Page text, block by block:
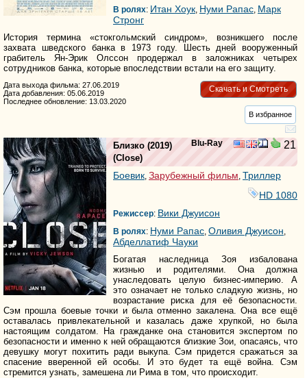
В ролях: Итан Хоук Нуми Рапас Марк
Стронг
История термина «стокгольмский синдром», возникшего после
захвата шведского банка в 1973 году. Шесть дней вооруженный
грабитель Ян-Эрик Олссон продержал в заложниках четырех
сотрудников банка, которые впоследствии встали на его защиту.
Скачать и Смотреть
Дата выхода фильма: 27.06.2019
Дата добавления: 05.06.2019
Последнее обновление: 13.03.2020
В избранное
Blu-Ray 21
Близко (2019)
(Close)
Боевик Зарубежный фильм Триллер
HD 1080
Режиссер: Вики Джуисон
В ролях: Нуми Рапас Оливия Джуисон
Абделлатиф Чауки
Богатая наследница Зоя избалована
жизнью и родителями. Она должна
унаследовать целую бизнес-империю. А
это означает не только сладкую жизнь, но
возрастание риска для её безопасности.
Сэм прошла боевые точки и была отменно закалена. Она все ещё
оставалась привлекательной и казалась даже хрупкой, но была
настоящим солдатом. На гражданке она становится экспертом по
безопасности и именно к ней обращаются близкие Зои, опасаясь, что
девушку могут похитить ради выкупа. Сэм придется сражаться за
спасение вверенной ей особы. И это будет та ещё война. Сэм
стремится узнать, замешена ли Рима в том, что происходит.